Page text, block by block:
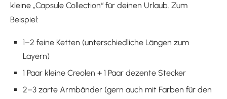
kleine „Capsule Collection“ für deinen Urlaub. Zum
Beispiel:
1–2 feine Ketten (unterschiedliche Längen zum
Layern)
1 Paar kleine Creolen + 1 Paar dezente Stecker
2–3 zarte Armbänder (gern auch mit Farben für den